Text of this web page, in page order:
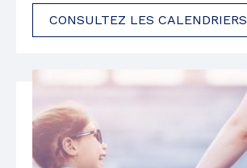
CONSULTEZ LES CALENDRIERS